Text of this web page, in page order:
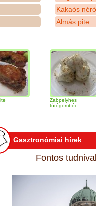
Kakaós néró
Almás pite
Zabpelyhes
túrógombóc
Gasztronómiai hírek
Fontos